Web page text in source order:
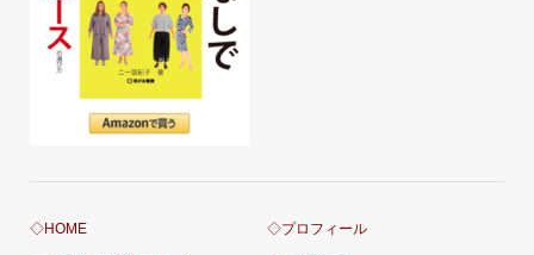
◇HOME ◇プロフィール